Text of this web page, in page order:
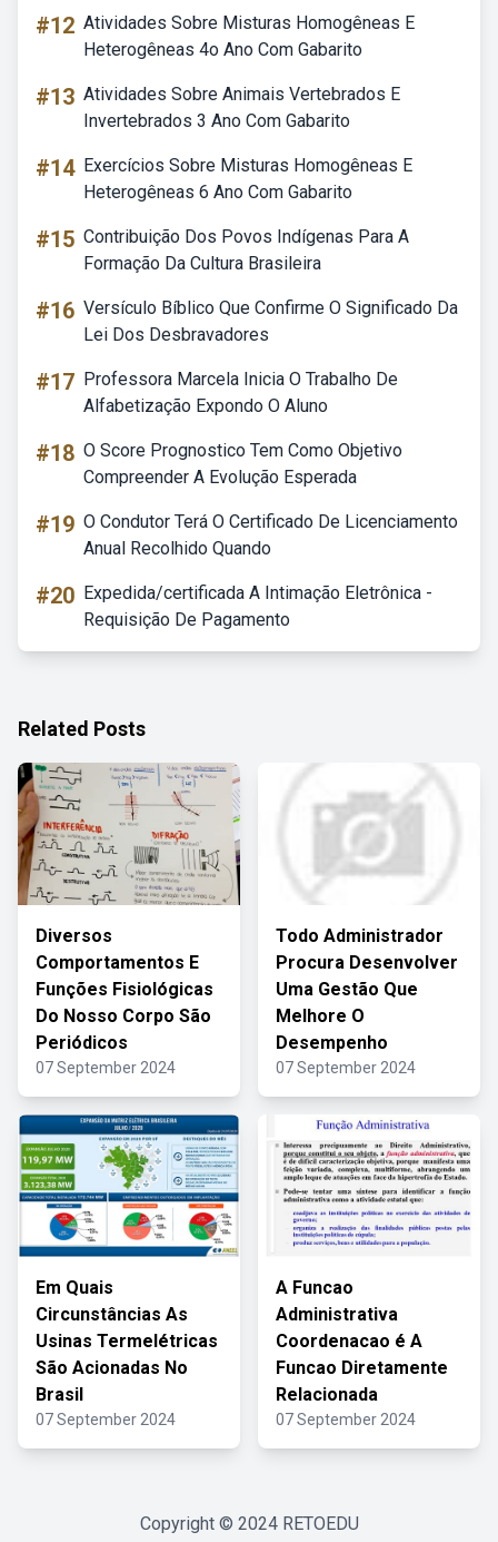
#12 Atividades Sobre Misturas Homogêneas E
Heterogêneas 4o Ano Com Gabarito
#13 Atividades Sobre Animais Vertebrados E
Invertebrados 3 Ano Com Gabarito
#14 Exercícios Sobre Misturas Homogêneas E
Heterogêneas 6 Ano Com Gabarito
#15 Contribuição Dos Povos Indígenas Para A
Formação Da Cultura Brasileira
#16 Versículo Bíblico Que Confirme O Significado Da
Lei Dos Desbravadores
#17 Professora Marcela Inicia O Trabalho De
Alfabetização Expondo O Aluno
#18 O Score Prognostico Tem Como Objetivo
Compreender A Evolução Esperada
#19 O Condutor Terá O Certificado De Licenciamento
Anual Recolhido Quando
#20 Expedida/certificada A Intimação Eletrônica -
Requisição De Pagamento
Related Posts
Diversos
Comportamentos E
Funções Fisiológicas
Do Nosso Corpo São
Periódicos
07 September 2024
Todo Administrador
Procura Desenvolver
Uma Gestão Que
Melhore O
Desempenho
07 September 2024
Em Quais
Circunstâncias As
Usinas Termelétricas
São Acionadas No
Brasil
07 September 2024
A Funcao
Administrativa
Coordenacao é A
Funcao Diretamente
Relacionada
07 September 2024
Copyright © 2024 RETOEDU